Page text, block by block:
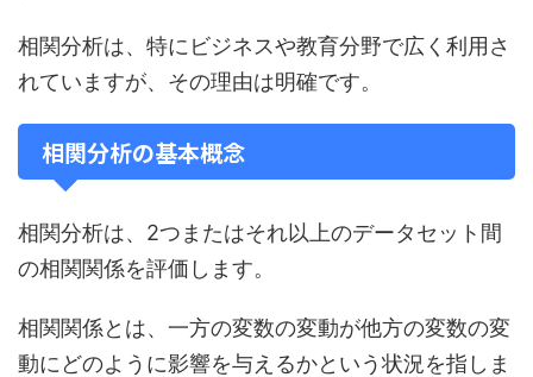
相関分析は、特にビジネスや教育分野で広く利用さ
れていますが、その理由は明確です。
相関分析の基本概念
相関分析は、2つまたはそれ以上のデータセット間
の相関関係を評価します。
相関関係とは、一方の変数の変動が他方の変数の変
動にどのように影響を与えるかという状況を指しま